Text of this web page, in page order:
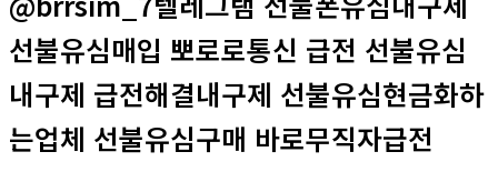
선불유심매입 뽀로로통신 급전 선불유심
내구제 급전해결내구제 선불유심현금화하
는업체 선불유심구매 바로무직자급전